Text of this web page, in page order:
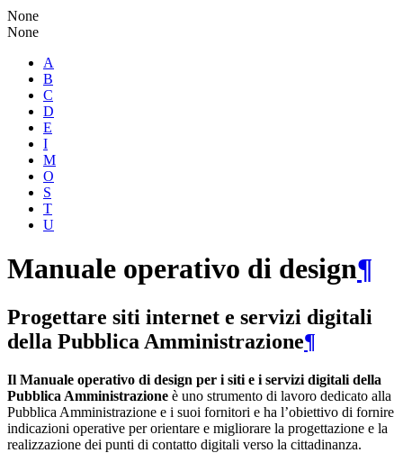
None
None
A
B
C
D
E
I
M
O
S
T
U
Manuale operativo di design¶
Progettare siti internet e servizi digitali
della Pubblica Amministrazione¶
Il Manuale operativo di design per i siti e i servizi digitali della
Pubblica Amministrazione è uno strumento di lavoro dedicato alla
Pubblica Amministrazione e i suoi fornitori e ha l’obiettivo di fornire
indicazioni operative per orientare e migliorare la progettazione e la
realizzazione dei punti di contatto digitali verso la cittadinanza.